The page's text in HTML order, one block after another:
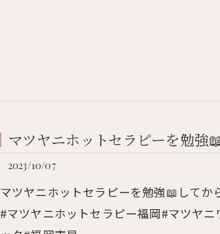
マツヤニホットセラピーを勉強
2023/10/07
マツヤニホットセラピーを勉強📖して
#マツヤニホットセラピー福岡#マツヤ